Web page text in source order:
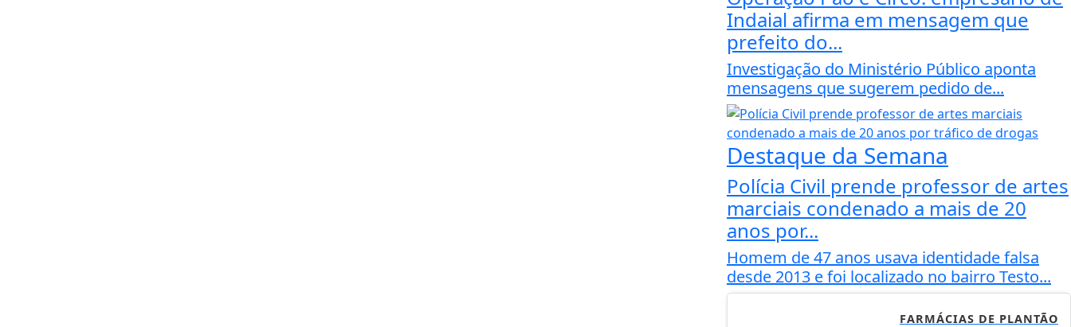
Indaial afirma em mensagem que
prefeito do...
Investigação do Ministério Público aponta
mensagens que sugerem pedido de...
Destaque da Semana
Polícia Civil prende professor de artes
marciais condenado a mais de 20
anos por...
Homem de 47 anos usava identidade falsa
desde 2013 e foi localizado no bairro Testo...
FARMÁCIAS DE PLANTÃO